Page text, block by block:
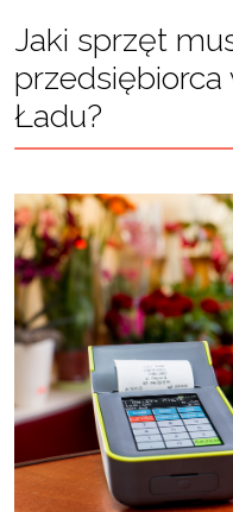
Jaki sprzęt
przedsiębiorca
Ładu?